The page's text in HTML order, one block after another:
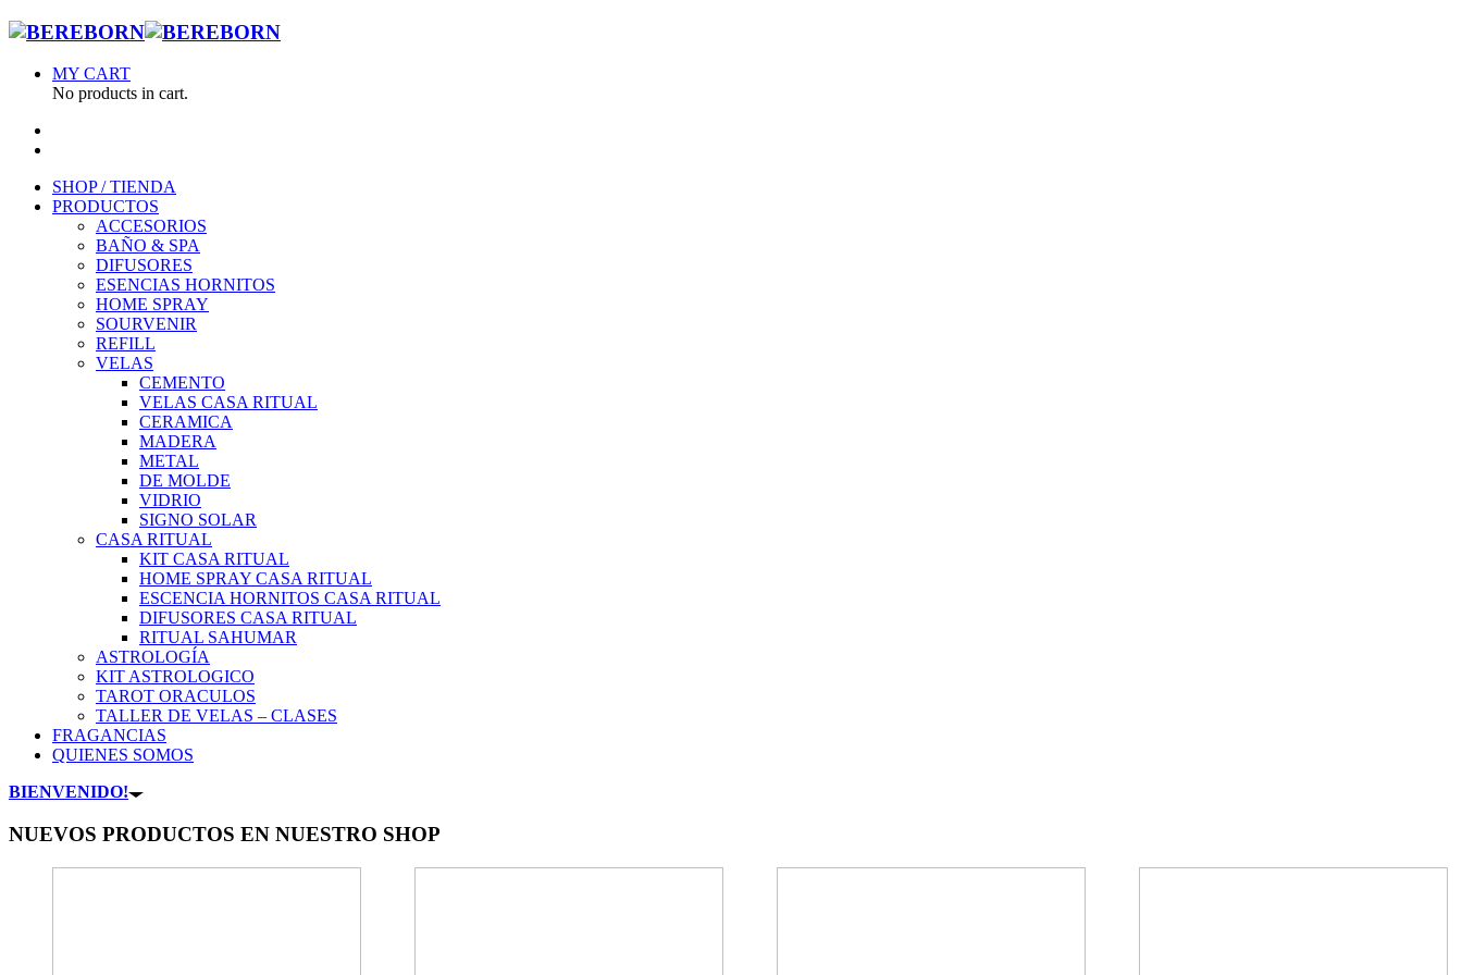
MY CART
No products in cart.
SHOP / TIENDA
PRODUCTOS
ACCESORIOS
BAÑO & SPA
DIFUSORES
ESENCIAS HORNITOS
HOME SPRAY
SOURVENIR
REFILL
VELAS
CEMENTO
VELAS CASA RITUAL
CERAMICA
MADERA
METAL
DE MOLDE
VIDRIO
SIGNO SOLAR
CASA RITUAL
KIT CASA RITUAL
HOME SPRAY CASA RITUAL
ESCENCIA HORNITOS CASA RITUAL
DIFUSORES CASA RITUAL
RITUAL SAHUMAR
ASTROLOGÍA
KIT ASTROLOGICO
TAROT ORACULOS
TALLER DE VELAS – CLASES
FRAGANCIAS
QUIENES SOMOS
BIENVENIDO!
NUEVOS PRODUCTOS EN NUESTRO SHOP